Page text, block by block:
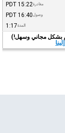
مغادرة15:22
PDT
وصول 16:40
PDT
المدة1:17
بشكل مجاني وسهل!)